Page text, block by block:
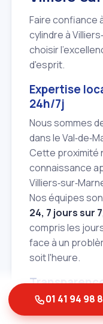
Faire confiance
cylindre à
choisir
d'esprit.
Expertise
24h/7j
Nous sommes
dans le
Cette proximité
connaissance
Nos équipes
24, 7 jours sur 7
compris les
face à un
soit l'heure.
gratuit
Nous nous
01 41 94 98